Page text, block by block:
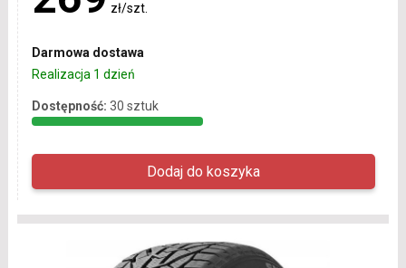
zł/szt.
Darmowa dostawa
Realizacja 1 dzień
Dostępność: 30 sztuk